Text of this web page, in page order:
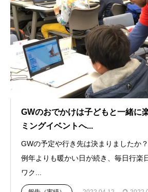
GWのおでかけは子どもと一緒に
ミングイベントへ...
GWの予定や行き先は決まりましたか
例年よりも暖かい日が続き、毎日行楽
ワク...